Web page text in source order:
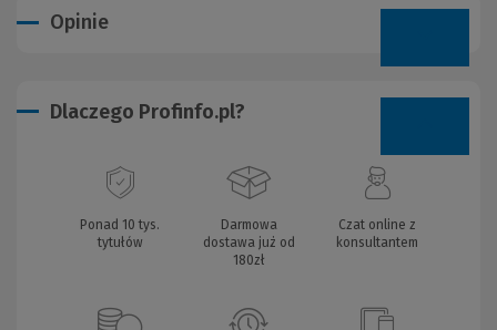
Opinie
Dlaczego Profinfo.pl?
Ponad 10 tys.
tytułów
Darmowa
dostawa już od
180zł
Czat online z
konsultantem